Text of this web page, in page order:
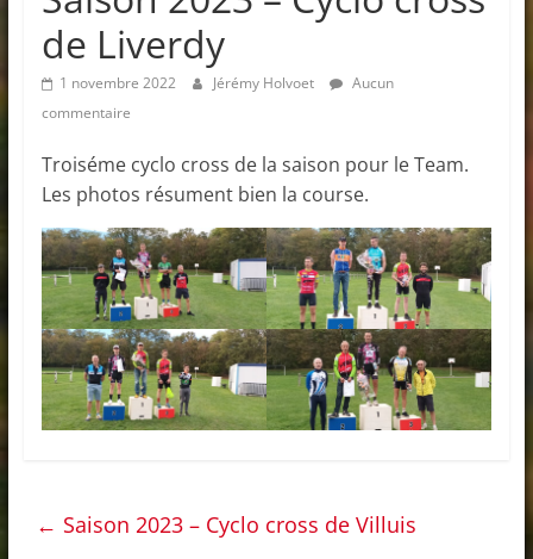
de Liverdy
1 novembre 2022 Jérémy Holvoet
Aucun
commentaire
Troiséme cyclo cross de la saison pour le Team.
Les photos résument bien la course.
← Saison 2023 – Cyclo cross de Villuis